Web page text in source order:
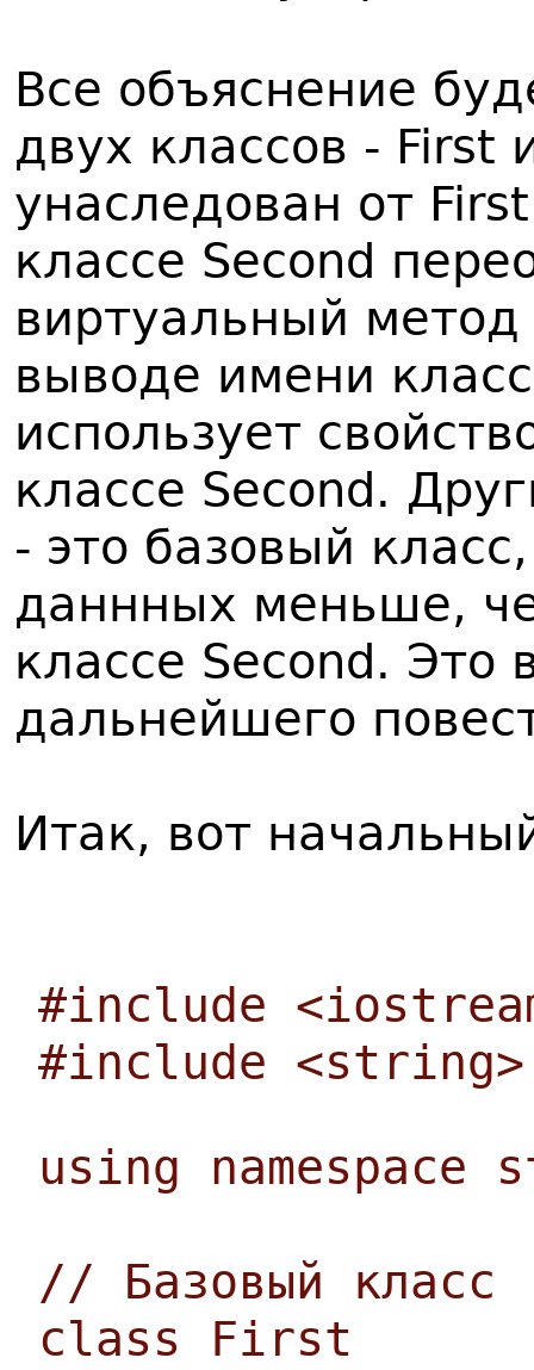
Все объяснение
двух классов - First
унаследован от
классе Second
виртуальный
выводе имени
использует
классе Second.
- это базовый
даннных меньше,
классе Second.
дальнейшего
Итак, вот
#include
#include <string>
using namespace
// Базовый класс
class First